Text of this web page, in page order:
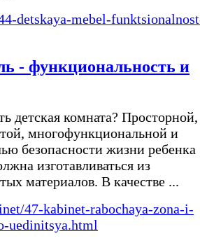
- функциональность и
детская комната? Просторной,
многофункциональной и
безопасности жизни ребенка
изготавливаться из
материалов. В качестве ...